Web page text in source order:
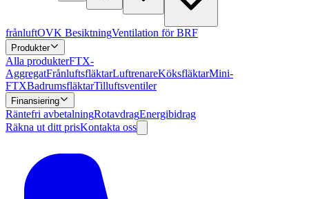
frånluftOVK BesiktningVentilation för BRF
Produkter
Alla produkterFTX-
AggregatFrånluftsfläktarLuftrenareKöksfläktarMini-
FTXBadrumsfläktarTilluftsventiler
Finansiering
Räntefri avbetalningRotavdragEnergibidrag
Räkna ut ditt prisKontakta oss